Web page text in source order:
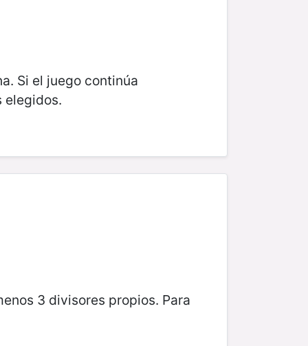
Si el juego continúa
elegidos.
3 divisores propios. Para